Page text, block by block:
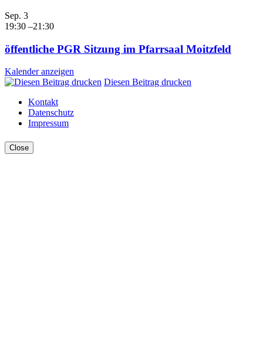
Sep. 3
19:30 –21:30
öffentliche PGR Sitzung im Pfarrsaal Moitzfeld
Kalender anzeigen
Diesen Beitrag drucken
Kontakt
Datenschutz
Impressum
Close